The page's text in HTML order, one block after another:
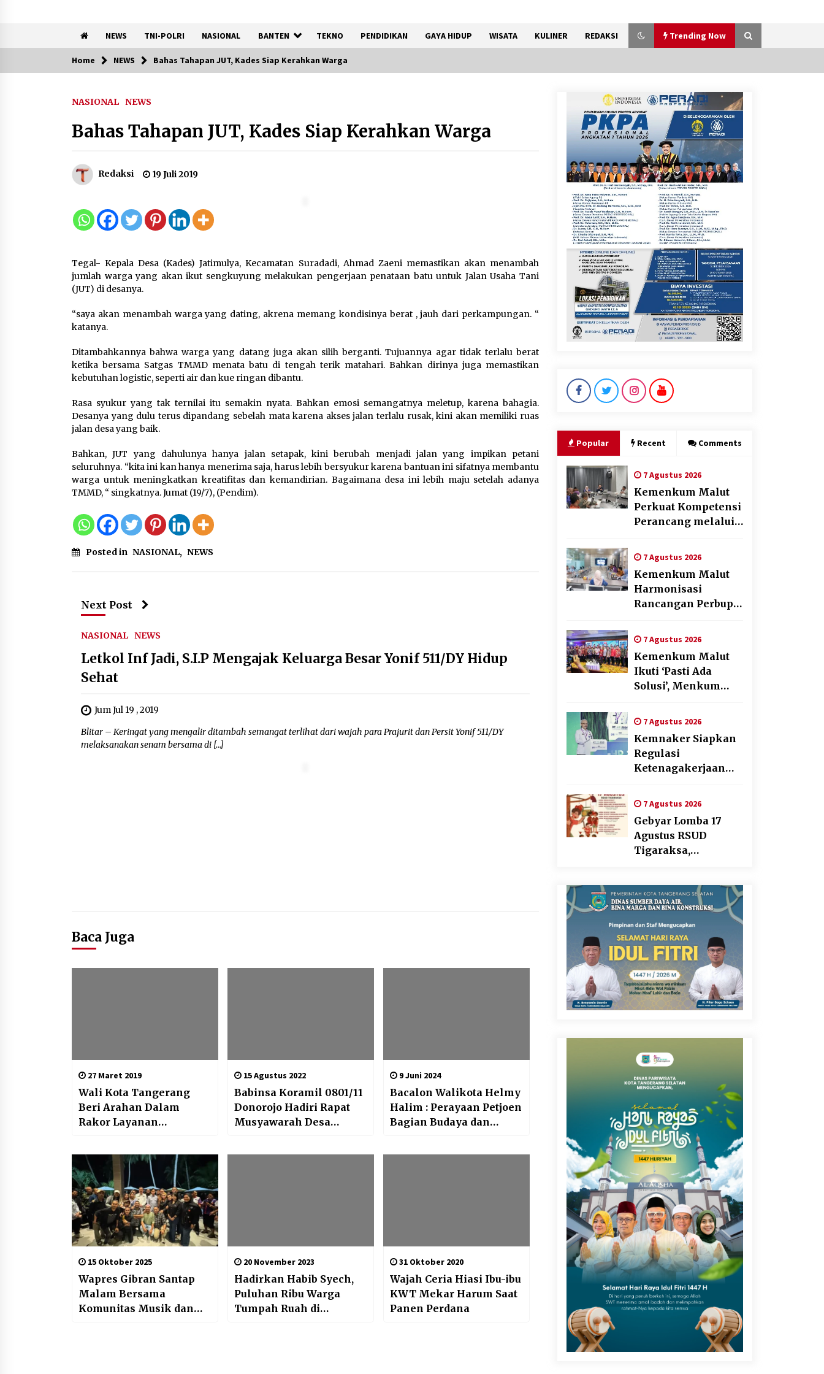
NEWS TNI-POLRI NASIONAL BANTEN TEKNO PENDIDIKAN GAYA HIDUP WISATA KULINER REDAKSI Trending Now
Trending Now
Kemenkum Malut Perkuat
melalui Pendalaman Materi
Penyusunan Produk Hukum
7 Agustus 2026
Perbup Pengadaan Barang
dan Jasa pada BUMD Halteng
Kemenkum Malut Ikuti ‘Pasti
Ada Solusi’, Menkum Dorong
Transformasi Digital
7 Agustus 2026
Ketenagakerjaan yang
Selaras dengan Tantangan
Pemanfaatan Limbah Galon
Bekas, Lapas Banjar Tanam
200 Pohon Cabai Dukung
Program Ketahanan Pangan
7 Agustus 2026
Tagihan Air Tanpa
Pemakaian, Terungkap Ada
, Perumdam TKR Didesak
7 Agustus 2026
Sarana PAUD Diperkuat,
Meningkat
KKM Universitas Bina Bangsa
Kelompok 83 Laksanakan
Pendampingan Pembuatan
Spanduk Sebagai Upaya
Memperkuat Pemasaran
UMKM di Desa Cempaka
Jaga Kebugaran Petugas,
Lapas Kelas I Tangerang
Gelar Cek Kesehatan Gratis
dan Skrining TB Lanjutan
Perlindungan Hak Cipta Musik
di Era Digital, Sosialisasikan
Pencatatan Gratis dan
6 Agustus 2026
Dikunjungi PWI, Wawan Fauzi:
Peran Media Bisa Berdampak
Home NEWS Bahas Tahapan JUT, Kades Siap Kerahkan Warga
NASIONAL NEWS
Bahas Tahapan JUT, Kades Siap Kerahkan Warga
Redaksi 19 Juli 2019
Tegal- Kepala Desa (Kades) Jatimulya, Kecamatan Suradadi, Ahmad Zaeni memastikan akan menambah
jumlah warga yang akan ikut sengkuyung melakukan pengerjaan penataan batu untuk Jalan Usaha Tani
(JUT) di desanya.
“saya akan menambah warga yang dating, akrena memang kondisinya berat , jauh dari perkampungan. “
katanya.
Ditambahkannya bahwa warga yang datang juga akan silih berganti. Tujuannya agar tidak terlalu berat
ketika bersama Satgas TMMD menata batu di tengah terik matahari. Bahkan dirinya juga memastikan
kebutuhan logistic, seperti air dan kue ringan dibantu.
Rasa syukur yang tak ternilai itu semakin nyata. Bahkan emosi semangatnya meletup, karena bahagia.
Desanya yang dulu terus dipandang sebelah mata karena akses jalan terlalu rusak, kini akan memiliki ruas
jalan desa yang baik.
Bahkan, JUT yang dahulunya hanya jalan setapak, kini berubah menjadi jalan yang impikan petani
seluruhnya. “kita ini kan hanya menerima saja, harus lebih bersyukur karena bantuan ini sifatnya membantu
warga untuk meningkatkan kreatifitas dan kemandirian. Bagaimana desa ini lebih maju setelah adanya
TMMD, “ singkatnya. Jumat (19/7), (Pendim).
Posted in NASIONAL, NEWS
Next Post
NASIONAL NEWS
Letkol Inf Jadi, S.I.P Mengajak Keluarga Besar Yonif 511/DY Hidup
Sehat
Jum Jul 19 , 2019
Blitar – Keringat yang mengalir ditambah semangat terlihat dari wajah para Prajurit dan Persit Yonif 511/DY
melaksanakan senam bersama di […]
Baca Juga
27 Maret 2019
Wali Kota Tangerang
Beri Arahan Dalam
Rakor Layanan
Elektronik (LPSE)
15 Agustus 2022
Babinsa Koramil 0801/11
Donorojo Hadiri Rapat
Musyawarah Desa
Anggaran 2023
9 Juni 2024
Bacalon Walikota Helmy
Halim : Perayaan Petjoen
Bagian Budaya dan
15 Oktober 2025
Wapres Gibran Santap
Malam Bersama
Komunitas Musik dan
20 November 2023
Hadirkan Habib Syech,
Puluhan Ribu Warga
Tumpah Ruah di
31 Oktober 2020
Wajah Ceria Hiasi Ibu-ibu
KWT Mekar Harum Saat
Panen Perdana
Popular Recent Comments
7 Agustus 2026
Kemenkum Malut
Perkuat Kompetensi
Perancang melalui
Penyusunan Produk
Hukum Daerah
7 Agustus 2026
Kemenkum Malut
Harmonisasi
Rancangan Perbup
dan Jasa pada BUMD
Halteng
7 Agustus 2026
Kemenkum Malut
Ikuti ‘Pasti Ada
Solusi’, Menkum
Transformasi
Digital
7 Agustus 2026
Kemnaker Siapkan
Regulasi
Ketenagakerjaan
dengan Tantangan
Dunia Kerja Modern
7 Agustus 2026
Gebyar Lomba 17
Agustus RSUD
Tigaraksa,
Kebersamaan